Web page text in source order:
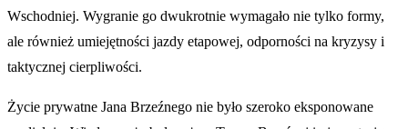
Wschodniej. Wygranie go dwukrotnie wymagało nie tylko formy,
ale również umiejętności jazdy etapowej, odporności na kryzysy i
taktycznej cierpliwości.
Życie prywatne Jana Brzeźnego nie było szeroko eksponowane